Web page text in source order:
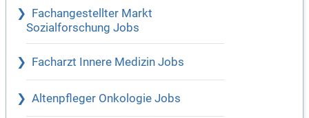
Fachangestellter Markt
Sozialforschung Jobs
Facharzt Innere Medizin Jobs
Altenpfleger Onkologie Jobs